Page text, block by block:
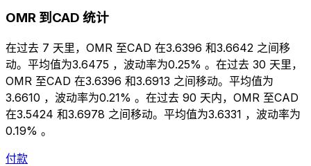
OMR 到CAD 统计
在过去 7 天里，OMR 至CAD 在3.6396 和3.6642 之间移
动。平均值为3.6475 ，波动率为0.25% 。在过去 30 天里，
OMR 至CAD 在3.6396 和3.6913 之间移动。平均值为
3.6610 ，波动率为0.21% 。在过去 90 天内，OMR 至CAD
在3.5424 和3.6978 之间移动。平均值为3.6331 ，波动率为
0.19% 。
付款